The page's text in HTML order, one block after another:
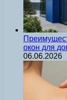
окон для
06.06.2026